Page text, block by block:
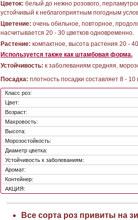
Цветок: белый до нежно розового,
устойчивый к неблагоприятным погодным
Цветение: очень обильное, повторное,
насчитывается 20 - 30 цветков одновременно.
Растение: компактное, высота растения 20 -
Используется также как штамбовая форма.
Устойчивость: к заболеваниям средняя,
Посадка: плотность посадки составляет 8 - 10
Класс роз:
Цвет:
Возраст:
Махровость:
Высота:
Морозостойкость:
Диаметр цветка:
Устойчивость к заболеваниям:
Аромат:
Контейнер:
АКЦИЯ:
Все сорта роз привиты на